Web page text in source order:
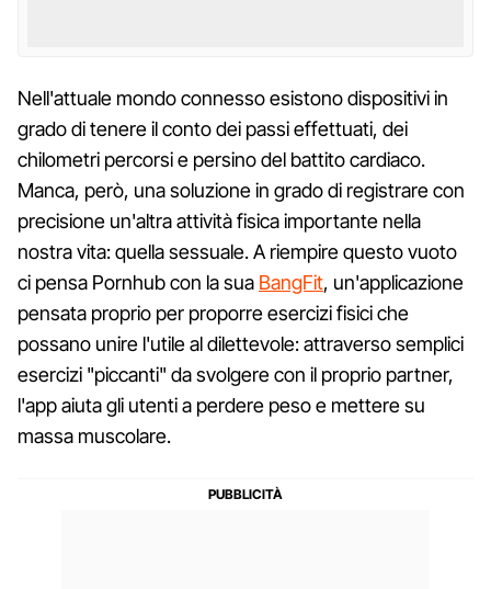
Nell'attuale mondo connesso esistono dispositivi in
grado di tenere il conto dei passi effettuati, dei
chilometri percorsi e persino del battito cardiaco.
Manca, però, una soluzione in grado di registrare con
precisione un'altra attività fisica importante nella
nostra vita: quella sessuale. A riempire questo vuoto
ci pensa Pornhub con la sua BangFit, un'applicazione
pensata proprio per proporre esercizi fisici che
possano unire l'utile al dilettevole: attraverso semplici
esercizi "piccanti" da svolgere con il proprio partner,
l'app aiuta gli utenti a perdere peso e mettere su
massa muscolare.